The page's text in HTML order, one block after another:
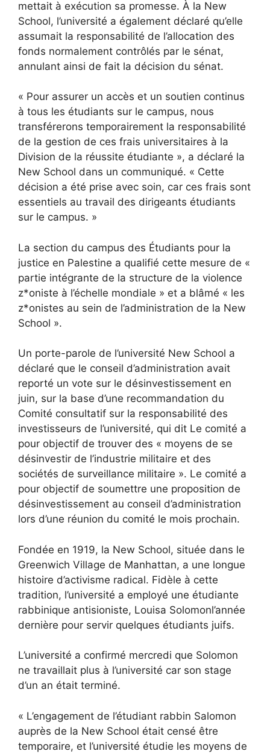
mettait à exécution sa promesse. À la New
School, l’université a également déclaré qu’elle
assumait la responsabilité de l’allocation des
fonds normalement contrôlés par le sénat,
annulant ainsi de fait la décision du sénat.
« Pour assurer un accès et un soutien continus
à tous les étudiants sur le campus, nous
transférerons temporairement la responsabilité
de la gestion de ces frais universitaires à la
Division de la réussite étudiante », a déclaré la
New School dans un communiqué. « Cette
décision a été prise avec soin, car ces frais sont
essentiels au travail des dirigeants étudiants
sur le campus. »
La section du campus des Étudiants pour la
justice en Palestine a qualifié cette mesure de «
partie intégrante de la structure de la violence
z*oniste à l’échelle mondiale » et a blâmé « les
z*onistes au sein de l’administration de la New
School ».
Un porte-parole de l’université New School a
déclaré que le conseil d’administration avait
reporté un vote sur le désinvestissement en
juin, sur la base d’une recommandation du
Comité consultatif sur la responsabilité des
investisseurs de l’université, qui dit Le comité a
pour objectif de trouver des « moyens de se
désinvestir de l’industrie militaire et des
sociétés de surveillance militaire ». Le comité a
pour objectif de soumettre une proposition de
désinvestissement au conseil d’administration
lors d’une réunion du comité le mois prochain.
Fondée en 1919, la New School, située dans le
Greenwich Village de Manhattan, a une longue
histoire d’activisme radical. Fidèle à cette
tradition, l’université a employé une étudiante
rabbinique antisioniste, Louisa Solomonl’année
dernière pour servir quelques étudiants juifs.
L’université a confirmé mercredi que Solomon
ne travaillait plus à l’université car son stage
d’un an était terminé.
« L’engagement de l’étudiant rabbin Salomon
auprès de la New School était censé être
temporaire, et l’université étudie les moyens de